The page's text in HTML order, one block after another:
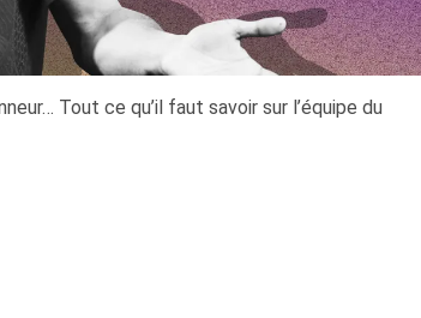
Tout ce qu’il faut savoir sur l’équipe du